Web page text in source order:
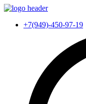
+7(949)-450-97-19